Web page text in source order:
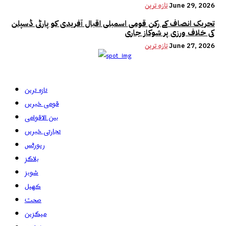
تازہ ترینJune 29, 2026
تحریک انصاف کے رکن قومی اسمبلی اقبال آفریدی کو پارٹی ڈسپلن
کی خلاف ورزی پر شوکاز جاری
تازہ ترینJune 27, 2026
تازہ ترین
قومی خبریں
بین الاقوامی
تجارتی خبریں
رپورٹس
بلاگز
شوبز
کھیل
صحت
میگزین